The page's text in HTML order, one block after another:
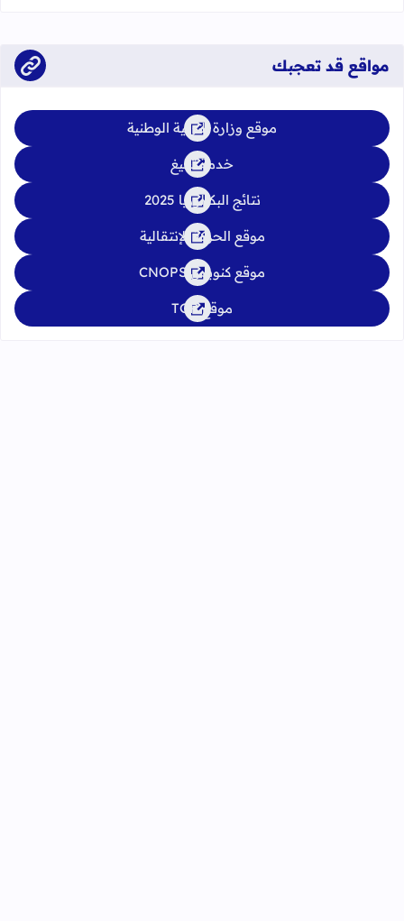
مواقع قد تعجبك
موقع وزارة التربية الوطنية
خدمة تبليغ
نتائج البكالوريا 2025
موقع الحركة الإنتقالية
موقع كنوبس CNOPS
موقع TGR